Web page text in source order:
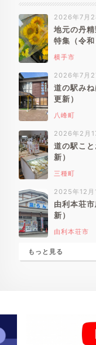
2026年7月
地元の丹
特集（令和
横手市
2026年7月
道の駅み
更新）
八峰町
2026年2月
道の駅こ
新）
三種町
2025年12月
由利本荘
新）
由利本荘市
もっと見る